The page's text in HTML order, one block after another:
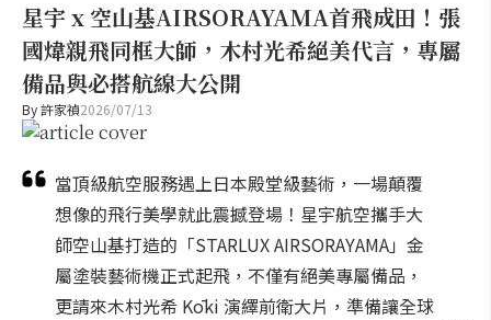
星宇 x 空山基AIRSORAYAMA首飛成田！張
國煒親飛同框大師，木村光希絕美代言，專屬
備品與必搭航線大公開
By許家禎2026/07/13
當頂級航空服務遇上日本殿堂級藝術，一場顛覆
想像的飛行美學就此震撼登場！星宇航空攜手大
師空山基打造的「STARLUX AIRSORAYAMA」金
屬塗裝藝術機正式起飛，不僅有絕美專屬備品，
更請來木村光希 Kōki 演繹前衛大片，準備讓全球